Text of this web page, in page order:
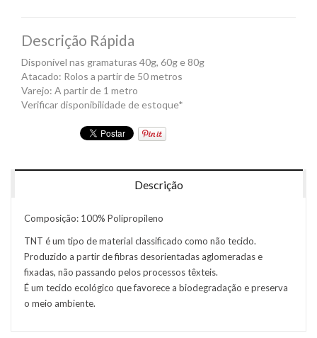
Descrição Rápida
Disponível nas gramaturas 40g, 60g e 80g
Atacado: Rolos a partir de 50 metros
Varejo: A partir de 1 metro
Verificar disponibilidade de estoque*
Descrição
Composição: 100% Polipropileno
TNT é um tipo de material classificado como não tecido.
Produzido a partir de fibras desorientadas aglomeradas e
fixadas, não passando pelos processos têxteis.
É um tecido ecológico que favorece a biodegradação e preserva
o meio ambiente.